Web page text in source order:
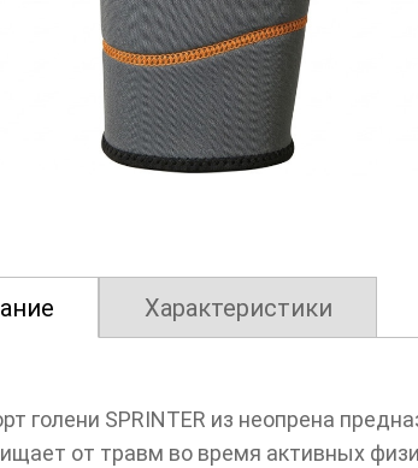
Характеристики
голени SPRINTER из неопрена
от травм во время активных